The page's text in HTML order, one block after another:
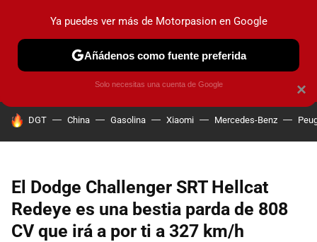
PRUEBAS COCHES ELÉCTRICOS OBSERVATORIO
HOY SE HABLA DE
DGT China Gasolina Xiaomi Mercedes-Benz
El Dodge Challenger SRT Hellcat
Redeye es una bestia parda de 808
CV que irá a por ti a 327 km/h
×
Ya puedes ver más de Motorpasion en Google
Añádenos como fuente preferida
Solo necesitas una cuenta de Google